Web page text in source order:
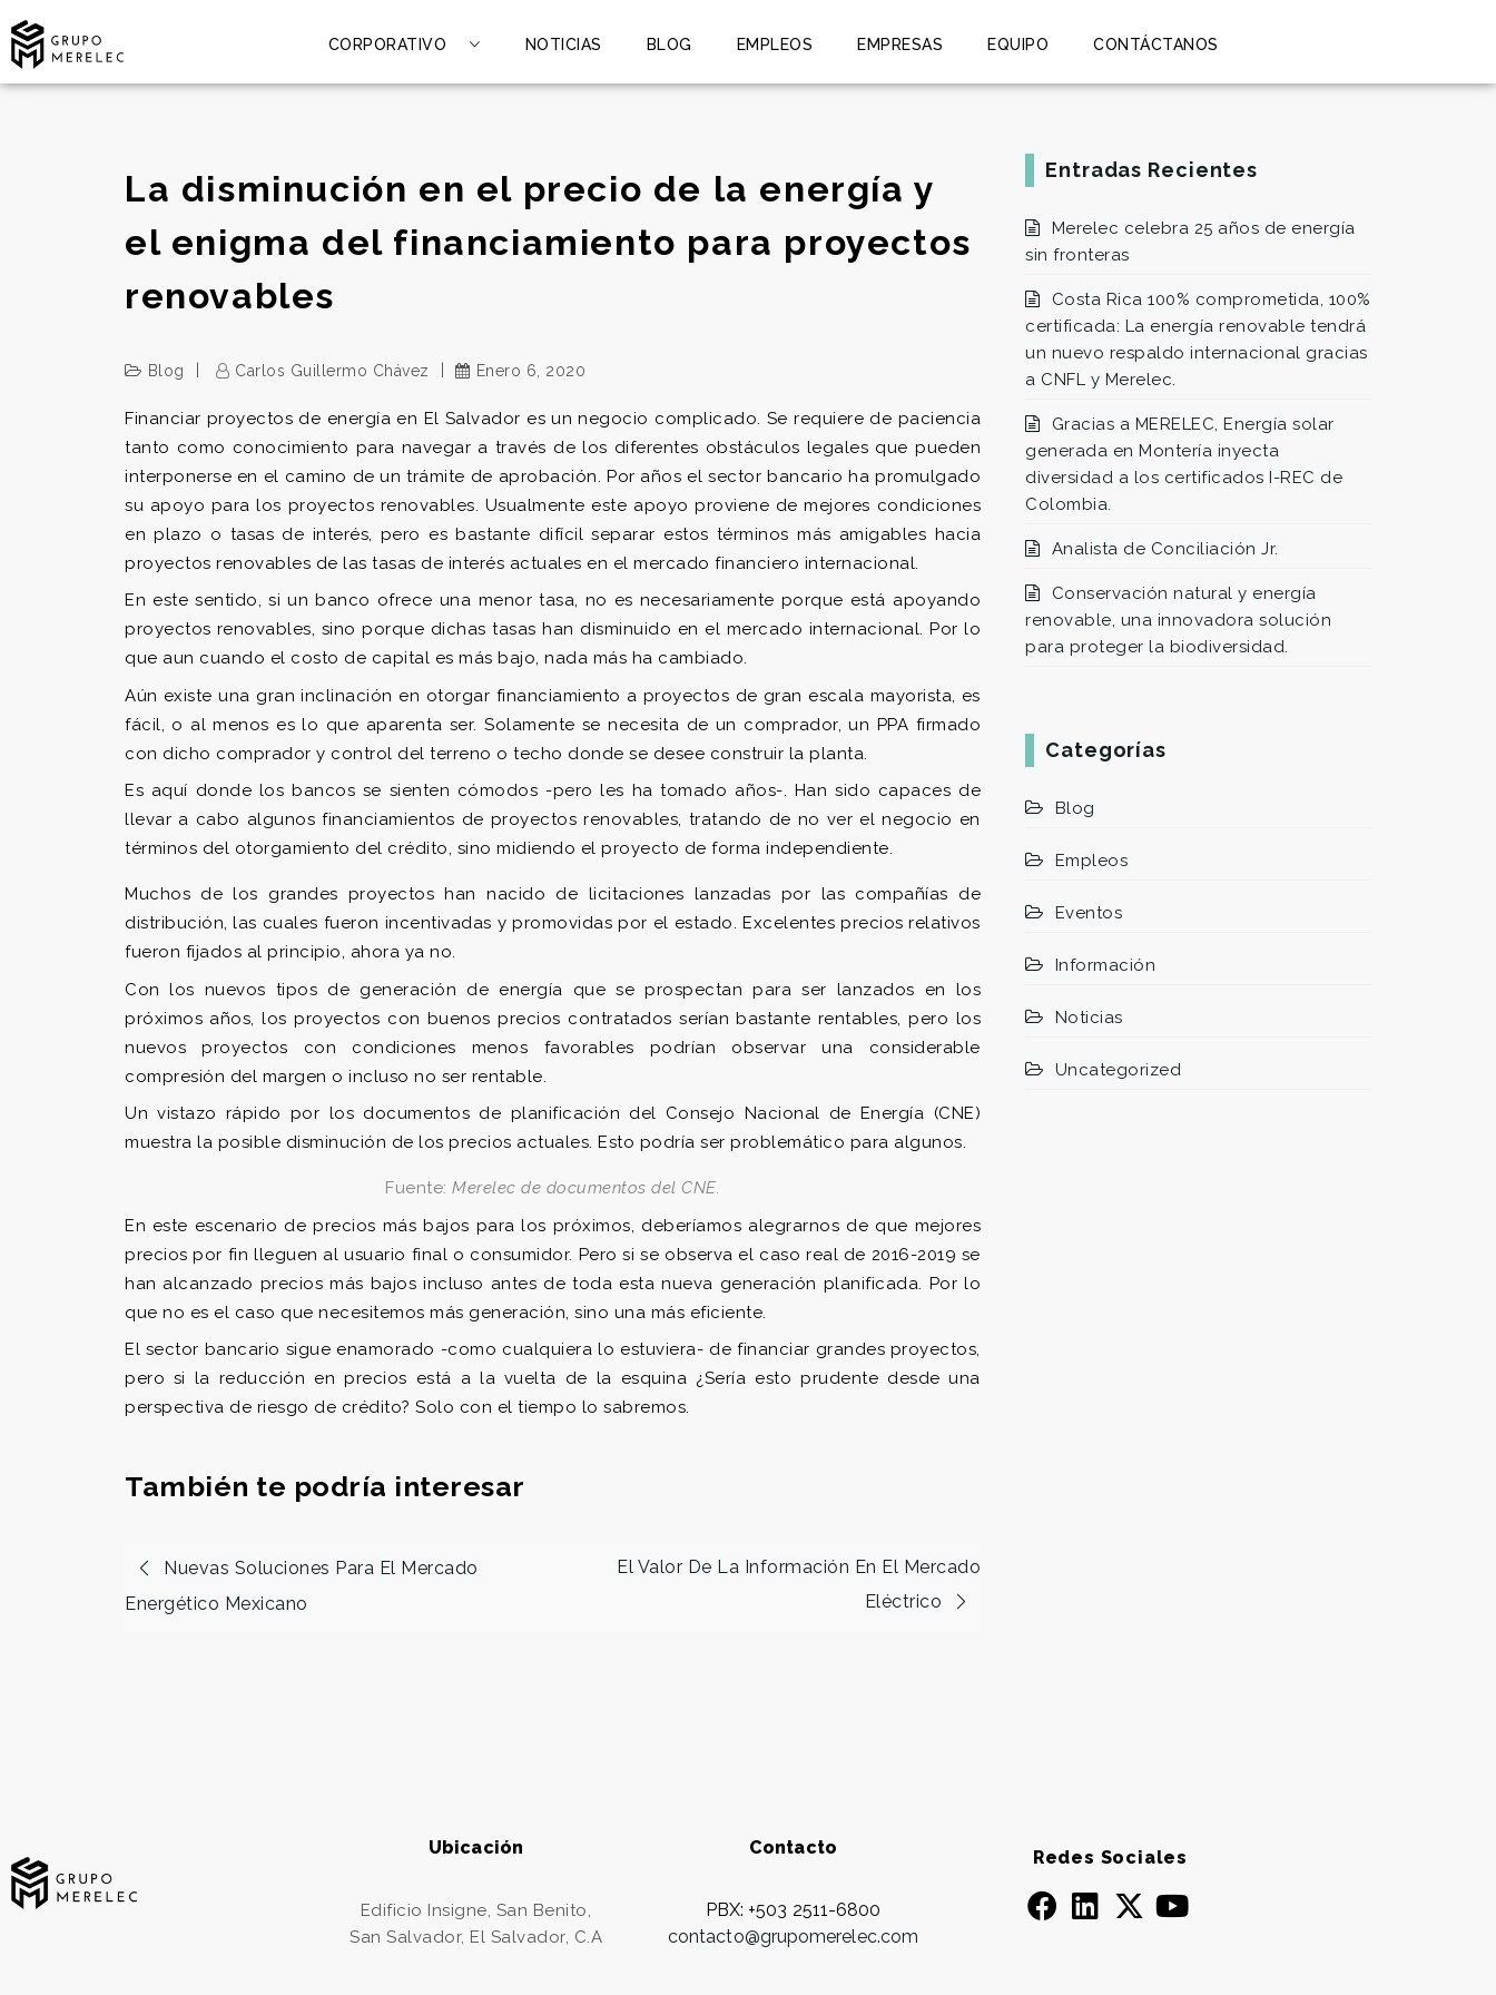
CORPORATIVO NOTICIAS BLOG EMPLEOS EMPRESAS EQUIPO CONTÁCTANOS
La disminución en el precio de la energía y
el enigma del financiamiento para proyectos
renovables
Blog Carlos Guillermo Chávez Enero 6, 2020
Financiar proyectos de energía en El Salvador es un negocio complicado. Se requiere de paciencia
tanto como conocimiento para navegar a través de los diferentes obstáculos legales que pueden
interponerse en el camino de un trámite de aprobación. Por años el sector bancario ha promulgado
su apoyo para los proyectos renovables. Usualmente este apoyo proviene de mejores condiciones
en plazo o tasas de interés, pero es bastante difícil separar estos términos más amigables hacia
proyectos renovables de las tasas de interés actuales en el mercado financiero internacional.
En este sentido, si un banco ofrece una menor tasa, no es necesariamente porque está apoyando
proyectos renovables, sino porque dichas tasas han disminuido en el mercado internacional. Por lo
que aun cuando el costo de capital es más bajo, nada más ha cambiado.
Aún existe una gran inclinación en otorgar financiamiento a proyectos de gran escala mayorista, es
fácil, o al menos es lo que aparenta ser. Solamente se necesita de un comprador, un PPA firmado
con dicho comprador y control del terreno o techo donde se desee construir la planta.
Es aquí donde los bancos se sienten cómodos -pero les ha tomado años-. Han sido capaces de
llevar a cabo algunos financiamientos de proyectos renovables, tratando de no ver el negocio en
términos del otorgamiento del crédito, sino midiendo el proyecto de forma independiente.
Muchos de los grandes proyectos han nacido de licitaciones lanzadas por las compañías de
distribución, las cuales fueron incentivadas y promovidas por el estado. Excelentes precios relativos
fueron fijados al principio, ahora ya no.
Con los nuevos tipos de generación de energía que se prospectan para ser lanzados en los
próximos años, los proyectos con buenos precios contratados serían bastante rentables, pero los
nuevos proyectos con condiciones menos favorables podrían observar una considerable
compresión del margen o incluso no ser rentable.
Un vistazo rápido por los documentos de planificación del Consejo Nacional de Energía (CNE)
muestra la posible disminución de los precios actuales. Esto podría ser problemático para algunos.
Fuente: Merelec de documentos del CNE.
En este escenario de precios más bajos para los próximos, deberíamos alegrarnos de que mejores
precios por fin lleguen al usuario final o consumidor. Pero si se observa el caso real de 2016-2019 se
han alcanzado precios más bajos incluso antes de toda esta nueva generación planificada. Por lo
que no es el caso que necesitemos más generación, sino una más eficiente.
El sector bancario sigue enamorado -como cualquiera lo estuviera- de financiar grandes proyectos,
pero si la reducción en precios está a la vuelta de la esquina ¿Sería esto prudente desde una
perspectiva de riesgo de crédito? Solo con el tiempo lo sabremos.
También te podría interesar
Nuevas Soluciones Para El Mercado
Energético Mexicano
El Valor De La Información En El Mercado
Eléctrico
Entradas Recientes
Merelec celebra 25 años de energía
sin fronteras
Costa Rica 100% comprometida, 100%
certificada: La energía renovable tendrá
un nuevo respaldo internacional gracias
a CNFL y Merelec.
Gracias a MERELEC, Energía solar
generada en Montería inyecta
diversidad a los certificados I-REC de
Colombia.
Analista de Conciliación Jr.
Conservación natural y energía
renovable, una innovadora solución
para proteger la biodiversidad.
Categorías
Blog
Empleos
Eventos
Información
Noticias
Uncategorized
Ubicación
Edificio Insigne, San Benito,
San Salvador, El Salvador, C.A
Contacto
PBX: +503 2511-6800
contacto@grupomerelec.com
Redes Sociales